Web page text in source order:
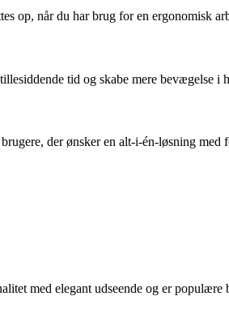
op, når du har brug for en ergonomisk
tid og skabe mere bevægelse i
der ønsker en alt-i-én-løsning med
med elegant udseende og er populære